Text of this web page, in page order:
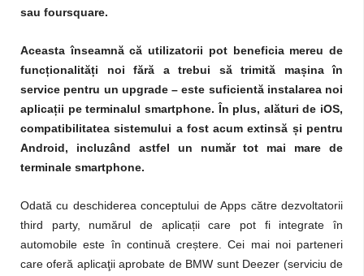
sau foursquare.
Aceasta înseamnă că utilizatorii pot beneficia mereu de
funcționalități noi fără a trebui să trimită mașina în
service pentru un upgrade – este suficientă instalarea noi
aplicații pe terminalul smartphone. În plus, alături de iOS,
compatibilitatea sistemului a fost acum extinsă și pentru
Android, incluzând astfel un număr tot mai mare de
terminale smartphone.
Odată cu deschiderea conceptului de Apps către dezvoltatorii
third party, numărul de aplicații care pot fi integrate în
automobile este în continuă creștere. Cei mai noi parteneri
care oferă aplicaţii aprobate de BMW sunt Deezer (serviciu de